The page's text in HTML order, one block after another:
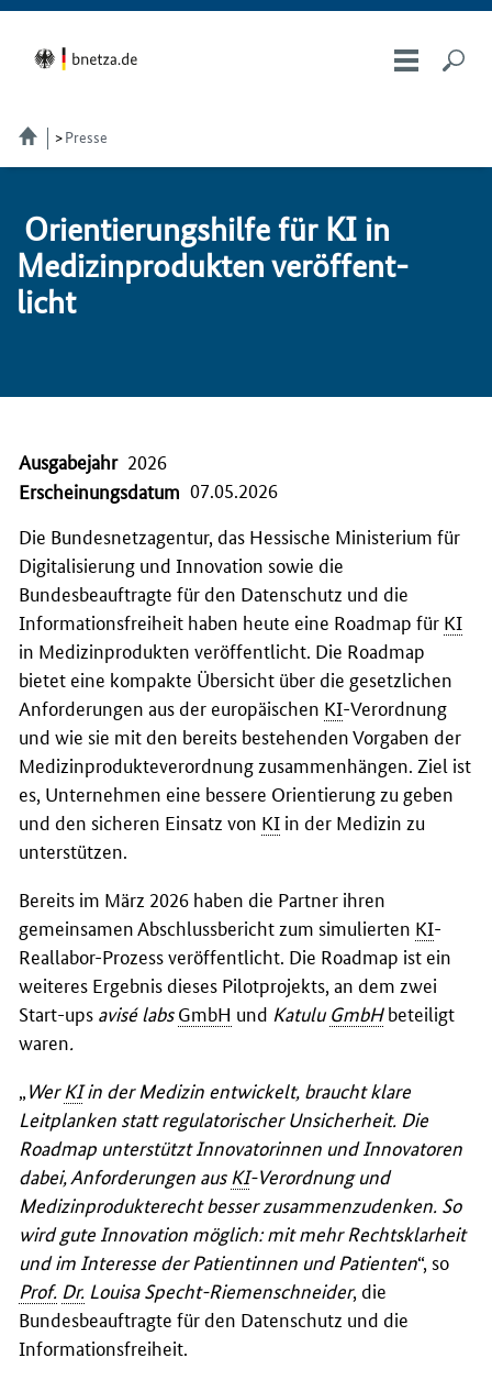
Presse
Ori­en­tie­rungs­hil­fe für KI in
Me­di­zin­pro­duk­ten ver­öf­fent­
licht
Ausgabejahr 2026
Erscheinungsdatum 07.05.2026
Die Bundesnetzagentur, das Hessische Ministerium für
Digitalisierung und Innovation sowie die
Bundesbeauftragte für den Datenschutz und die
Informationsfreiheit haben heute eine Roadmap für KI
in Medizinprodukten veröffentlicht. Die Roadmap
bietet eine kompakte Übersicht über die gesetzlichen
Anforderungen aus der europäischen KI-Verordnung
und wie sie mit den bereits bestehenden Vorgaben der
Medizinprodukteverordnung zusammenhängen. Ziel ist
es, Unternehmen eine bessere Orientierung zu geben
und den sicheren Einsatz von KI in der Medizin zu
unterstützen.
Bereits im März 2026 haben die Partner ihren
gemeinsamen Abschlussbericht zum simulierten KI-
Reallabor-Prozess veröffentlicht. Die Roadmap ist ein
weiteres Ergebnis dieses Pilotprojekts, an dem zwei
Start-ups avisé labs GmbH und Katulu GmbHbeteiligt
waren
WerKIin der Medizin entwickelt, braucht klare
Leitplanken statt regulatorischer Unsicherheit. Die
Roadmap unterstützt Innovatorinnen und Innovatoren
dabei, Anforderungen aus KI-Verordnung und
Medizinprodukterecht besser zusammenzudenken. So
wird gute Innovation möglich: mit mehr Rechtsklarheit
und im Interesse der Patientinnen und Patienten“, so
Prof. Dr. Louisa Specht-Riemenschneider, die
Bundesbeauftragte für den Datenschutz und die
Informationsfreiheit.